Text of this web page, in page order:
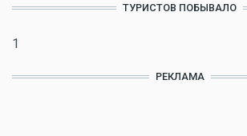
ТУРИСТОВ ПОБЫВАЛО
1
РЕКЛАМА